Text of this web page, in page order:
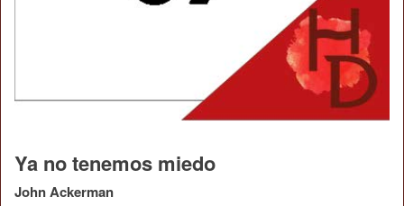
Ya no tenemos miedo
John Ackerman